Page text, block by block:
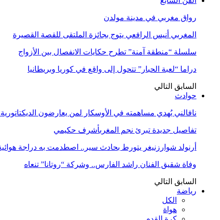
رواق مغربي في مدينة مولدن
المغربي أنيس الرافعي يتوج بجائزة الملتقى للقصة القصيرة
سلسلة “منطقة آمنة” تطرح حكايات الانفصال بين الأزواج
دراما “لعبة الحبار” تتحول إلى واقع في كوريا وبريطانيا
السابق التالي
حوادث
نافالني يُهدي مساهمته في الأوسكار لمن يعارضون
تفاصيل جديدة تبرئ نجم المغربأشرف حكيمي
أرنولد شوارزنيغر يتورط بحادث سير.. اصطدمت به دراجة
وفاة شقيق الفنان راشد الفارس.. وشركة “روتانا” تنعاه
السابق التالي
رياضة
الكل
هواة